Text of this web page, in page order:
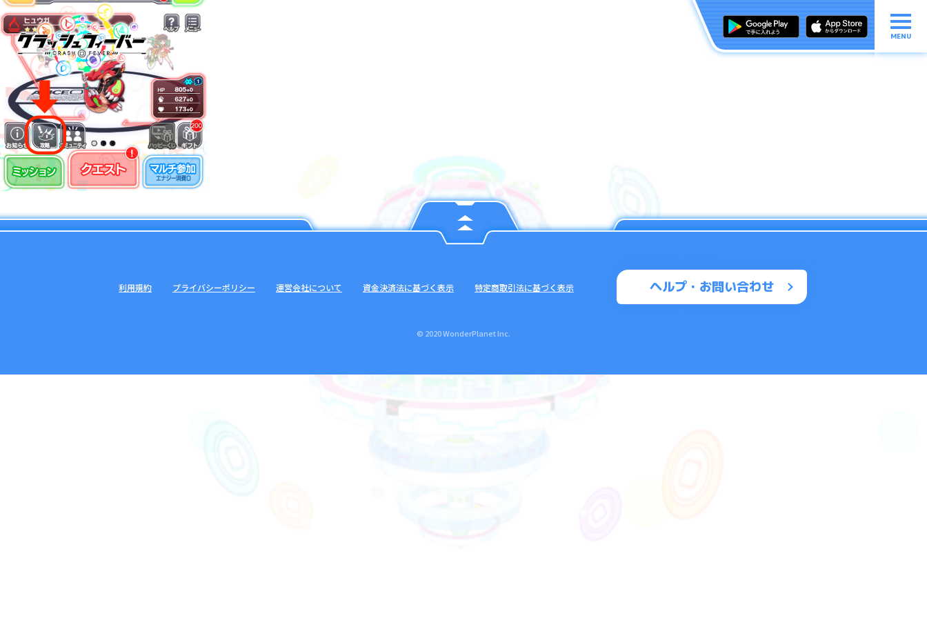
MENU
ヘルプ・お問い合わせ
利用規約 プライバシーポリシー 運営会社について 資金決済法に基づく表示 特定商取引法に基づく表示
© 2020 WonderPlanet Inc.